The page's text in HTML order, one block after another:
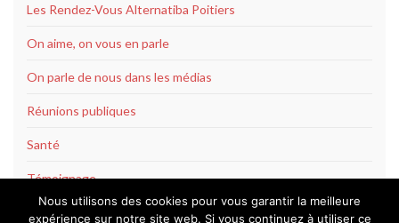
Les Rendez-Vous Alternatiba Poitiers
On aime, on vous en parle
On parle de nous dans les médias
Réunions publiques
Santé
Témoignage
Nous utilisons des cookies pour vous garantir la meilleure
expérience sur notre site web. Si vous continuez à utiliser ce